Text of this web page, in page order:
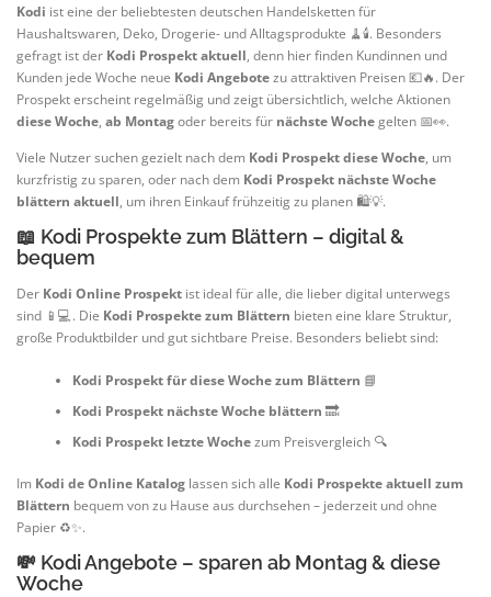
Kodi ist eine der beliebtesten deutschen Handelsketten für
Haushaltswaren, Deko, Drogerie- und Alltagsprodukte 🧹🕯️. Besonders
gefragt ist der Kodi Prospekt aktuell, denn hier finden Kundinnen und
Kunden jede Woche neue Kodi Angebotezu attraktiven Preisen 💶🔥. Der
Prospekt erscheint regelmäßig und zeigt übersichtlich, welche Aktionen
diese Woche, ab Montagoder bereits für nächste Wochegelten 📅👀.
Viele Nutzer suchen gezielt nach dem Kodi Prospekt diese Woche, um
kurzfristig zu sparen, oder nach dem Kodi Prospekt nächste Woche
blättern aktuell, um ihren Einkauf frühzeitig zu planen 🛍️💡.
📖 Kodi Prospekte zum Blättern – digital &
bequem
Der Kodi Online Prospekt ist ideal für alle, die lieber digital unterwegs
sind 📱💻. Die Kodi Prospekte zum Blättern bieten eine klare Struktur,
große Produktbilder und gut sichtbare Preise. Besonders beliebt sind:
Kodi Prospekt für diese Woche zum Blättern 📘
Kodi Prospekt nächste Woche blättern 🔜
Kodi Prospekt letzte Wochezum Preisvergleich 🔍
Im Kodi de Online Katalog lassen sich alle Kodi Prospekte aktuell zum
Blättern bequem von zu Hause aus durchsehen – jederzeit und ohne
Papier ♻️✨.
💸 Kodi Angebote – sparen ab Montag & diese
Woche